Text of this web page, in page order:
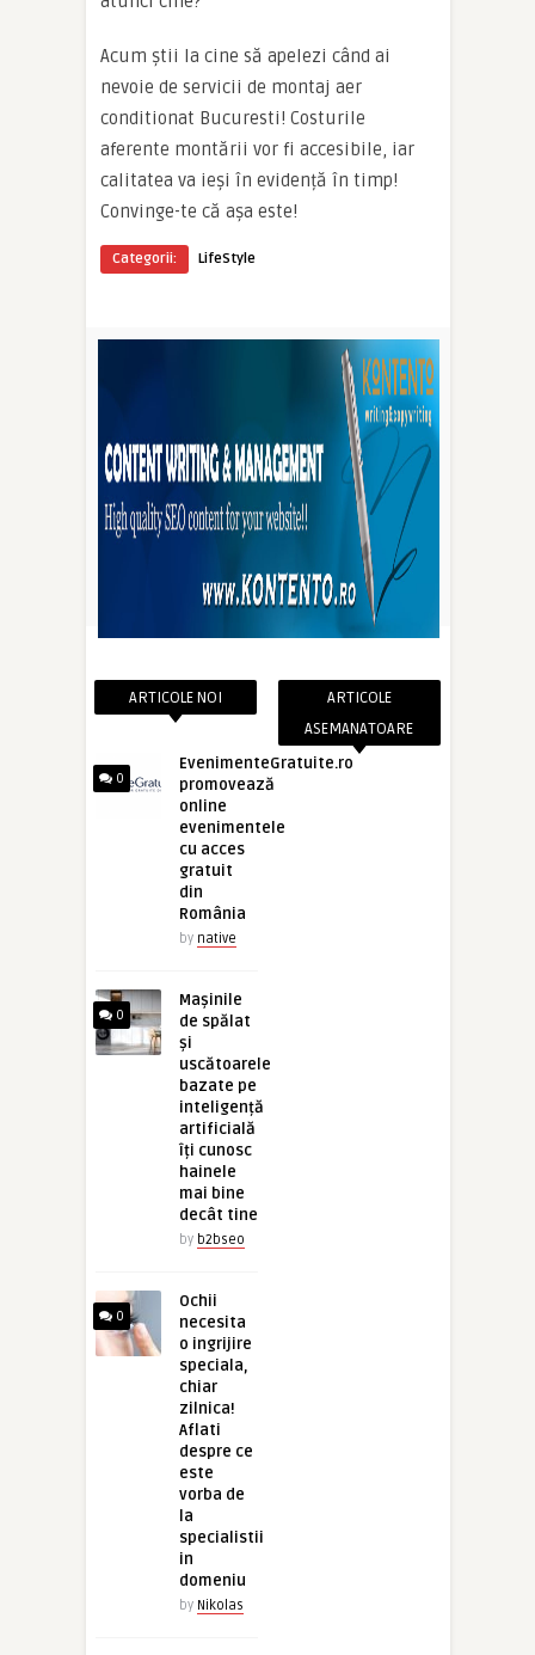
Acum știi la cine să apelezi când ai
nevoie de servicii de montaj aer
conditionat Bucuresti! Costurile
aferente montării vor fi accesibile, iar
calitatea va ieși în evidență în timp!
Convinge-te că așa este!
Categorii: LifeStyle
ARTICOLE NOI
0
EvenimenteGratuite.ro
promovează
online
evenimentele
cu acces
gratuit
din
România
by native
0
Mașinile
de spălat
și
uscătoarele
bazate pe
inteligență
artificială
îți cunosc
hainele
mai bine
decât tine
by b2bseo
0
Ochii
necesita
o ingrijire
speciala,
chiar
zilnica!
Aflati
despre ce
este
vorba de
la
specialistii
in
domeniu
by Nikolas
ARTICOLE
ASEMANATOARE